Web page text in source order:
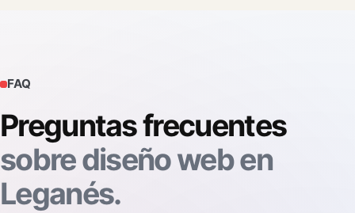
FAQ
Preguntas frecuentes
sobre diseño web en
Leganés.